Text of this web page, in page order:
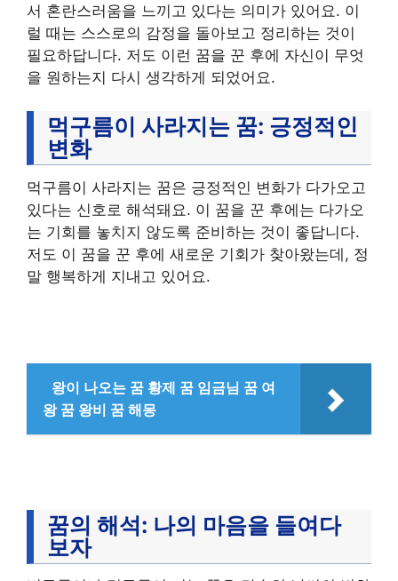
서 혼란스러움을 느끼고 있다는 의미가 있어요. 이
럴 때는 스스로의 감정을 돌아보고 정리하는 것이
필요하답니다. 저도 이런 꿈을 꾼 후에 자신이 무엇
을 원하는지 다시 생각하게 되었어요.
먹구름이 사라지는 꿈: 긍정적인
변화
먹구름이 사라지는 꿈은 긍정적인 변화가 다가오고
있다는 신호로 해석돼요. 이 꿈을 꾼 후에는 다가오
는 기회를 놓치지 않도록 준비하는 것이 좋답니다.
저도 이 꿈을 꾼 후에 새로운 기회가 찾아왔는데, 정
말 행복하게 지내고 있어요.
왕이 나오는 꿈 황제 꿈 임금님 꿈 여
왕 꿈 왕비 꿈 해몽
꿈의 해석: 나의 마음을 들여다
보자